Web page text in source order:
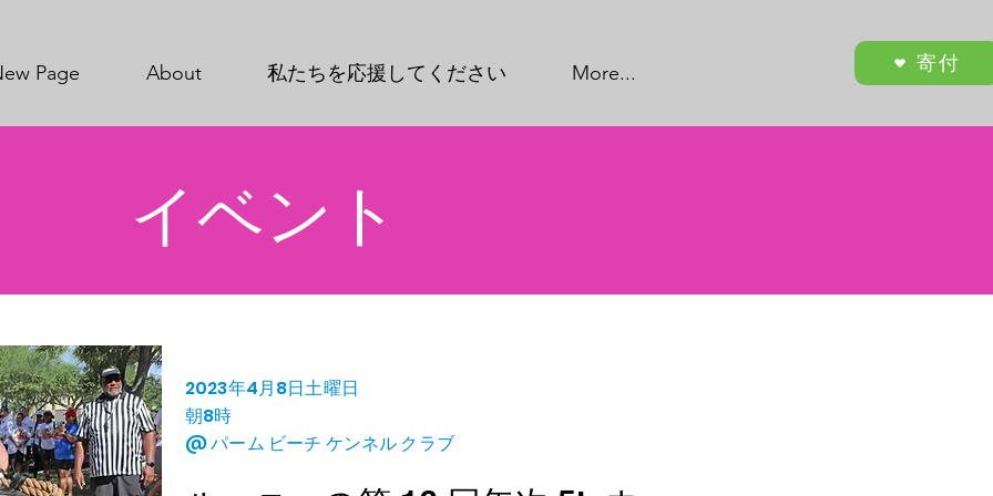
Page About 私たちを応援してください More... 寄付
イベント
2023年4月8日土曜日
朝8時
@ パーム ビーチ ケンネル クラブ